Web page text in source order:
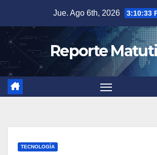
contenido
Jue. Ago 6th, 2026 3:10:34
Reporte
TECNOLOGÍA